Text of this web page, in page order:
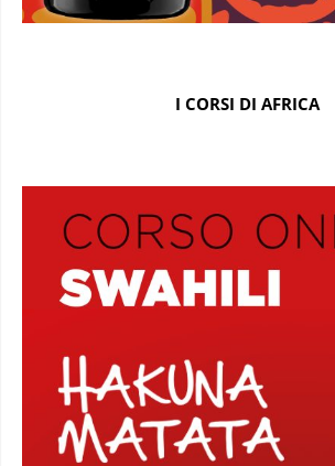
I CORSI DI AFRICA